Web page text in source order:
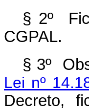
§ 2º
CGPAL.
§ 3º
Lei nº
Decreto,